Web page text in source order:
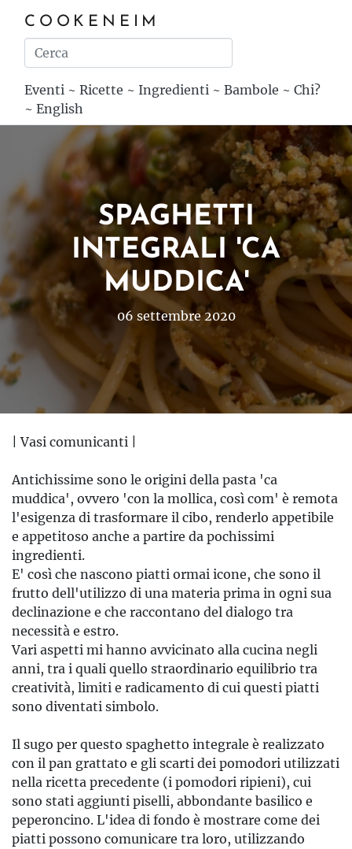
COOKENEIM
Eventi ~ Ricette ~ Ingredienti ~ Bambole ~ Chi?
~ English
SPAGHETTI
INTEGRALI 'CA
MUDDICA'
06 settembre 2020
| Vasi comunicanti |
Antichissime sono le origini della pasta 'ca
muddica', ovvero 'con la mollica, così com' è remota
l'esigenza di trasformare il cibo, renderlo appetibile
e appetitoso anche a partire da pochissimi
ingredienti.
E' così che nascono piatti ormai icone, che sono il
frutto dell'utilizzo di una materia prima in ogni sua
declinazione e che raccontano del dialogo tra
necessità e estro.
Vari aspetti mi hanno avvicinato alla cucina negli
anni, tra i quali quello straordinario equilibrio tra
creatività, limiti e radicamento di cui questi piatti
sono diventati simbolo.
Il sugo per questo spaghetto integrale è realizzato
con il pan grattato e gli scarti dei pomodori utilizzati
nella ricetta precedente (i pomodori ripieni), cui
sono stati aggiunti piselli, abbondante basilico e
peperoncino. L'idea di fondo è mostrare come dei
piatti possono comunicare tra loro, utilizzando